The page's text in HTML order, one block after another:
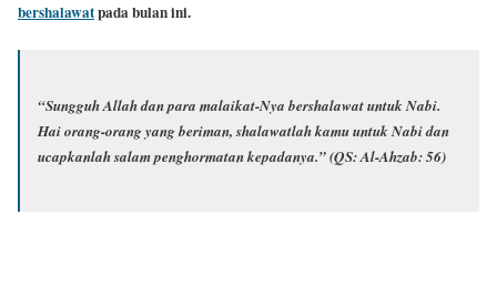
bershalawatpada bulan ini.
“Sungguh Allah dan para malaikat-Nya bershalawat untuk Nabi.
Hai orang-orang yang beriman, shalawatlah kamu untuk Nabi dan
ucapkanlah salam penghormatan kepadanya.”(QS: Al-Ahzab: 56)